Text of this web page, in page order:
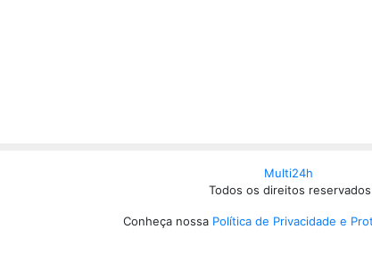
Multi24h
Todos os direitos reservados
Conheça nossa Política de Privacidade e